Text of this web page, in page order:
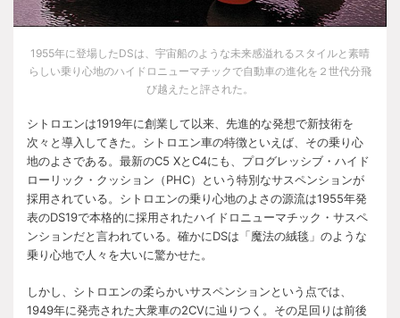
1955年に登場したDSは、宇宙船のような未来感溢れるスタイルと素晴
らしい乗り心地のハイドロニューマチックで自動車の進化を２世代分飛
び越えたと評された。
シトロエンは1919年に創業して以来、先進的な発想で新技術を
次々と導入してきた。シトロエン車の特徴といえば、その乗り心
地のよさである。最新のC5 XとC4にも、プログレッシブ・ハイド
ローリック・クッション（PHC）という特別なサスペンションが
採用されている。シトロエンの乗り心地のよさの源流は1955年発
表のDS19で本格的に採用されたハイドロニューマチック・サスペ
ンションだと言われている。確かにDSは「魔法の絨毯」のような
乗り心地で人々を大いに驚かせた。
しかし、シトロエンの柔らかいサスペンションという点では、
1949年に発売された大衆車の2CVに辿りつく。その足回りは前後